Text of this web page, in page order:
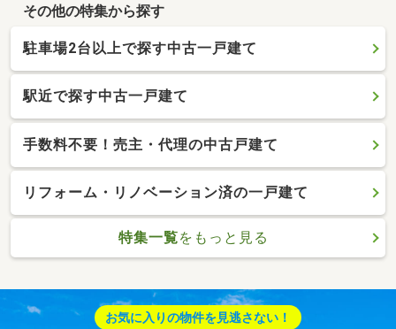
その他の特集から探す
駐車場2台以上で探す中古一戸建て
駅近で探す中古一戸建て
手数料不要！売主・代理の中古戸建て
リフォーム・リノベーション済の一戸建て
特集一覧をもっと見る
お気に入りの物件を見逃さない！